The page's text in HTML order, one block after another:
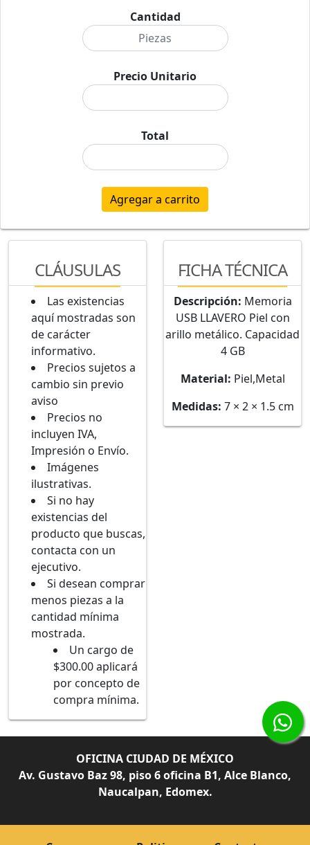
Cantidad
Precio Unitario
Total
Agregar a carrito
CLÁUSULAS
Las existencias
aquí mostradas son
de carácter
informativo.
Precios sujetos a
cambio sin previo
aviso
Precios no
incluyen IVA,
Impresión o Envío.
Imágenes
ilustrativas.
Si no hay
existencias del
producto que buscas,
contacta con un
ejecutivo.
Si desean comprar
menos piezas a la
cantidad mínima
mostrada.
Un cargo de
$300.00 aplicará
por concepto de
compra mínima.
FICHA TÉCNICA
Descripción: Memoria
USB LLAVERO Piel con
arillo metálico. Capacidad
4 GB
Material: Piel,Metal
Medidas: 7 × 2 × 1.5 cm
OFICINA CIUDAD DE MÉXICO
Av. Gustavo Baz 98, piso 6 oficina B1, Alce Blanco,
Naucalpan, Edomex.